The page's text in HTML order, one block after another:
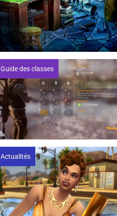
Guide des classes
Actualités